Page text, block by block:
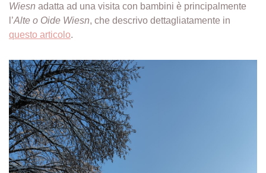
Wiesn adatta ad una visita con bambini è principalmente
l’Alte o Oide Wiesn, che descrivo dettagliatamente in
questo articolo.